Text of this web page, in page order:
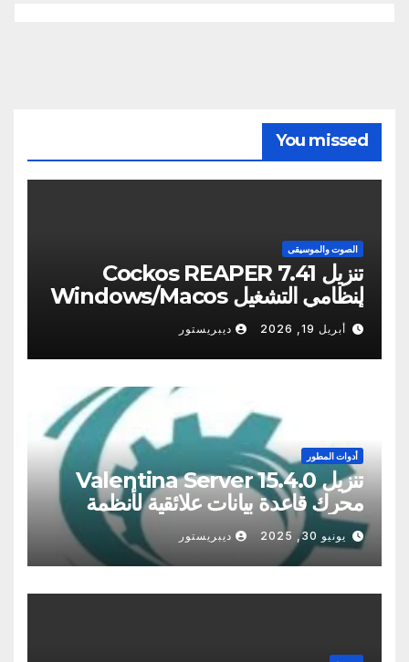
You missed
الصوت والموسيقى
تنزيل Cockos REAPER 7.41
لنظامي التشغيل Windows/Macos
أحدث [2025]
أبريل 19, 2026 ديبريستور
أدوات المطور
تنزيل Valentina Server 15.4.0
محرك قاعدة بيانات علائقية لأنظمة
Windows وmacOS وLinux
يونيو 30, 2025 ديبريستور